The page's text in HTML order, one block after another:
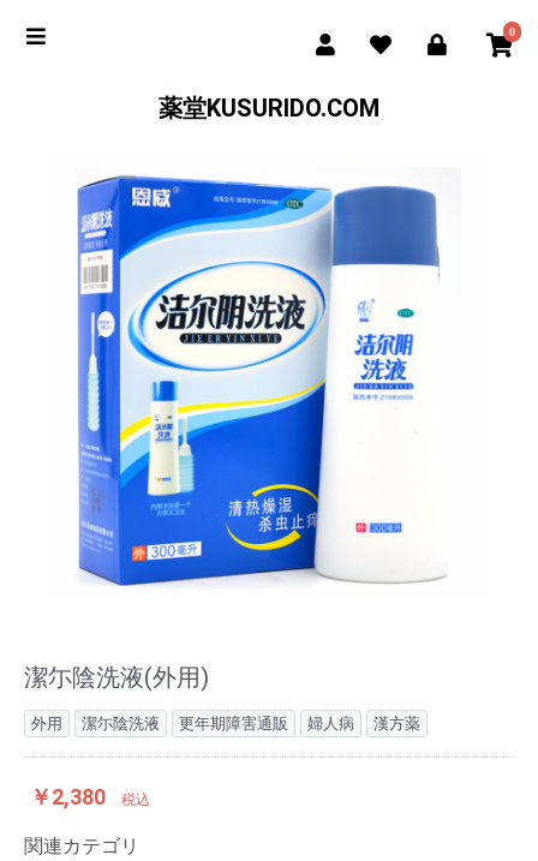
0
薬堂KUSURIDO.COM
潔尓陰洗液(外用)
外用 潔尓陰洗液 更年期障害通販 婦人病 漢方薬
￥2,380 税込
関連カテゴリ